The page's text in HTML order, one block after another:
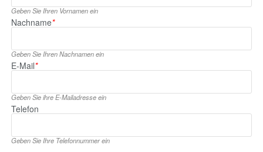
Geben Sie Ihren Vornamen ein
Nachname*
Geben Sie Ihren Nachnamen ein
E‑Mail*
Geben Sie ihre E‑Mailadresse ein
Telefon
Geben Sie Ihre Telefonnummer ein